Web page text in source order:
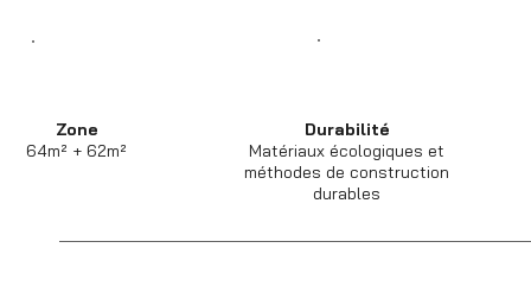
Zone
64m² + 62m²
Durabilité
Matériaux écologiques et
méthodes de construction
durables